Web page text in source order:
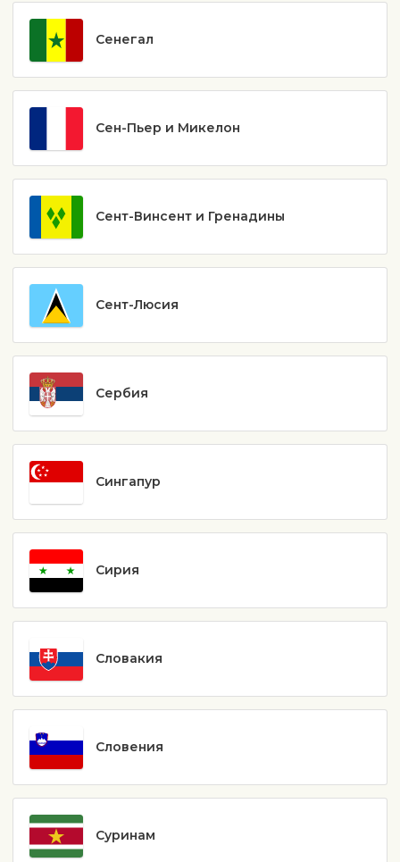
Сенегал
Сен-Пьер и Микелон
Сент-Винсент и Гренадины
Сент-Люсия
Сербия
Сингапур
Сирия
Словакия
Словения
Суринам